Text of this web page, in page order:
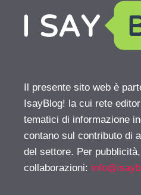
Il presente sito web è
IsayBlog! la cui rete
tematici di informazione
contano sul contributo di
del settore. Per
collaborazioni: